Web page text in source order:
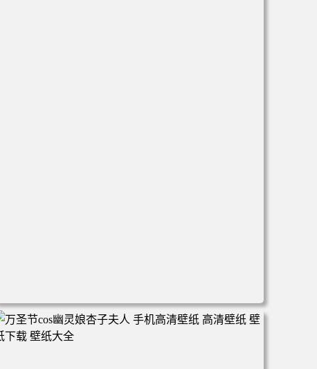
电脑壁纸 心态好 情绪好 身体好 运气就好 手机壁纸 高清壁
纸 壁纸下载 壁纸大全